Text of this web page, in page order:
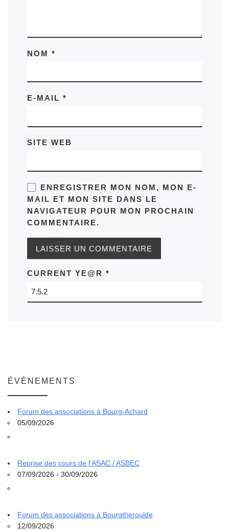
NOM *
E-MAIL *
SITE WEB
ENREGISTRER MON NOM, MON E-
MAIL ET MON SITE DANS LE
NAVIGATEUR POUR MON PROCHAIN
COMMENTAIRE.
CURRENT YE@R *
ÉVÈNEMENTS
Forum des associations à Bourg-Achard
05/09/2026
Reprise des cours de l'ASAC / ASBEC
07/09/2026 - 30/09/2026
Forum des associations à Bourgtheroulde
12/09/2026